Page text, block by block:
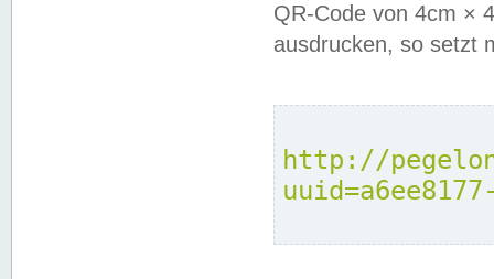
QR-Code von 4cm ×
ausdrucken, so setzt
http://